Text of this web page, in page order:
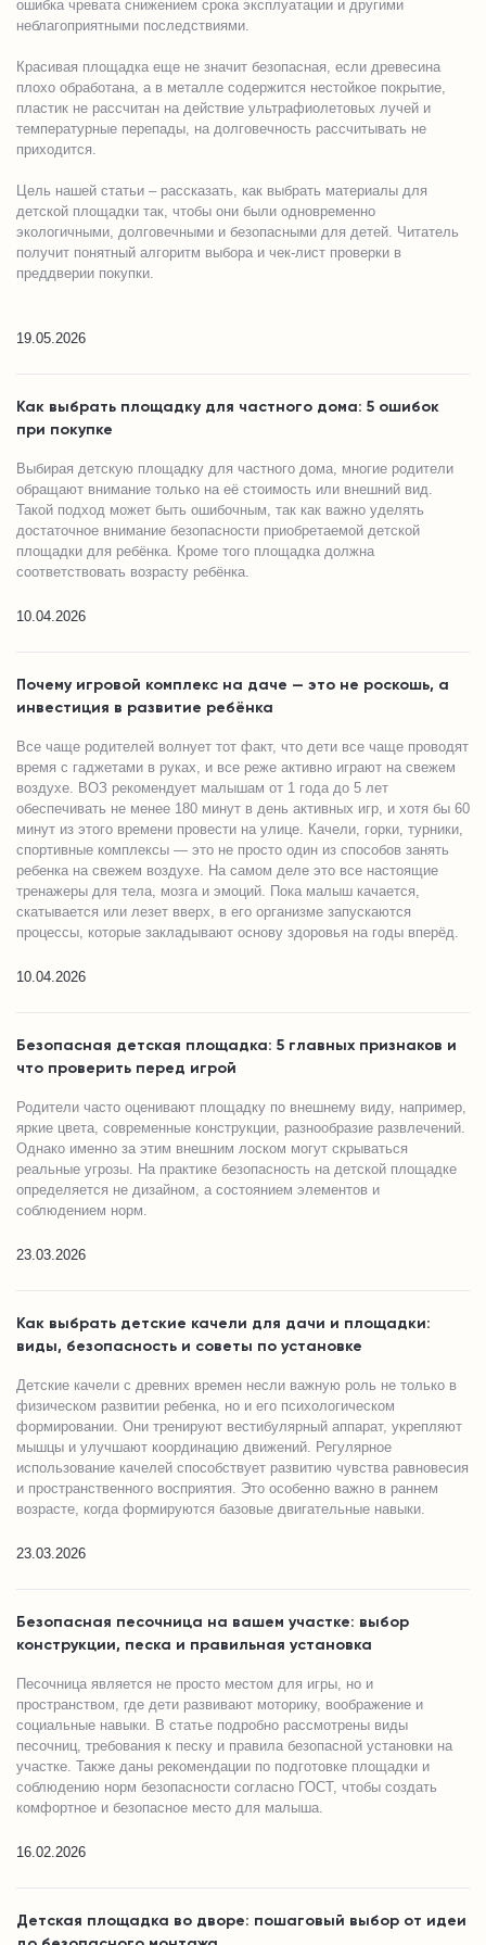
ошибка чревата снижением срока эксплуатации и другими
неблагоприятными последствиями.
Красивая площадка еще не значит безопасная, если древесина
плохо обработана, а в металле содержится нестойкое покрытие,
пластик не рассчитан на действие ультрафиолетовых лучей и
температурные перепады, на долговечность рассчитывать не
приходится.
Цель нашей статьи – рассказать, как выбрать материалы для
детской площадки так, чтобы они были одновременно
экологичными, долговечными и безопасными для детей. Читатель
получит понятный алгоритм выбора и чек-лист проверки в
преддверии покупки.
19.05.2026
Как выбрать площадку для частного дома: 5 ошибок
при покупке
Выбирая детскую площадку для частного дома, многие родители
обращают внимание только на её стоимость или внешний вид.
Такой подход может быть ошибочным, так как важно уделять
достаточное внимание безопасности приобретаемой детской
площадки для ребёнка. Кроме того площадка должна
соответствовать возрасту ребёнка.
10.04.2026
Почему игровой комплекс на даче — это не роскошь, а
инвестиция в развитие ребёнка
Все чаще родителей волнует тот факт, что дети все чаще проводят
время с гаджетами в руках, и все реже активно играют на свежем
воздухе. ВОЗ рекомендует малышам от 1 года до 5 лет
обеспечивать не менее 180 минут в день активных игр, и хотя бы 60
минут из этого времени провести на улице. Качели, горки, турники,
спортивные комплексы — это не просто один из способов занять
ребенка на свежем воздухе. На самом деле это все настоящие
тренажеры для тела, мозга и эмоций. Пока малыш качается,
скатывается или лезет вверх, в его организме запускаются
процессы, которые закладывают основу здоровья на годы вперёд.
10.04.2026
Безопасная детская площадка: 5 главных признаков и
что проверить перед игрой
Родители часто оценивают площадку по внешнему виду, например,
яркие цвета, современные конструкции, разнообразие развлечений.
Однако именно за этим внешним лоском могут скрываться
реальные угрозы. На практике безопасность на детской площадке
определяется не дизайном, а состоянием элементов и
соблюдением норм.
23.03.2026
Как выбрать детские качели для дачи и площадки:
виды, безопасность и советы по установке
Детские качели с древних времен несли важную роль не только в
физическом развитии ребенка, но и его психологическом
формировании. Они тренируют вестибулярный аппарат, укрепляют
мышцы и улучшают координацию движений. Регулярное
использование качелей способствует развитию чувства равновесия
и пространственного восприятия. Это особенно важно в раннем
возрасте, когда формируются базовые двигательные навыки.
23.03.2026
Безопасная песочница на вашем участке: выбор
конструкции, песка и правильная установка
Песочница является не просто местом для игры, но и
пространством, где дети развивают моторику, воображение и
социальные навыки. В статье подробно рассмотрены виды
песочниц, требования к песку и правила безопасной установки на
участке. Также даны рекомендации по подготовке площадки и
соблюдению норм безопасности согласно ГОСТ, чтобы создать
комфортное и безопасное место для малыша.
16.02.2026
Детская площадка во дворе: пошаговый выбор от идеи